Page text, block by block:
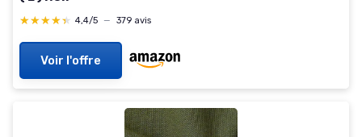
★★★★★
★★★★★ 4,4/5 — 379 avis
Voir l'offre